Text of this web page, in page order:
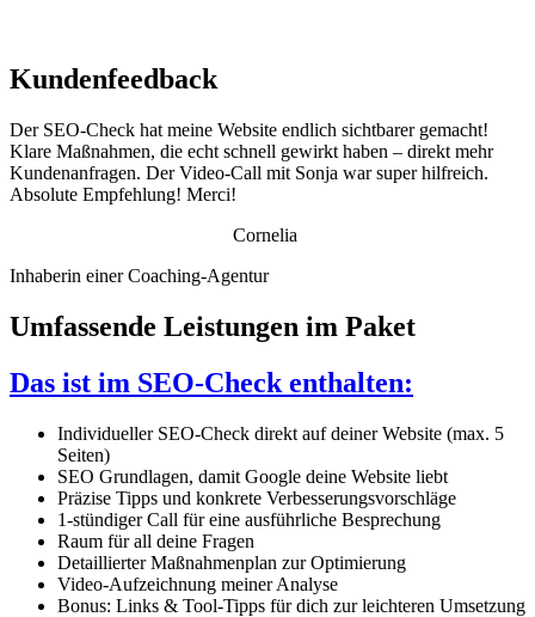
Kundenfeedback
Der SEO-Check hat meine Website endlich sichtbarer gemacht!
Klare Maßnahmen, die echt schnell gewirkt haben – direkt mehr
Kundenanfragen. Der Video-Call mit Sonja war super hilfreich.
Absolute Empfehlung! Merci!
Cornelia
Inhaberin einer Coaching-Agentur
Umfassende Leistungen im Paket
Das ist im SEO-Check enthalten:
Individueller SEO-Check direkt auf deiner Website (max. 5
Seiten)
SEO Grundlagen, damit Google deine Website liebt
Präzise Tipps und konkrete Verbesserungsvorschläge
1-stündiger Call für eine ausführliche Besprechung
Raum für all deine Fragen
Detaillierter Maßnahmenplan zur Optimierung
Video-Aufzeichnung meiner Analyse
Bonus: Links & Tool-Tipps für dich zur leichteren Umsetzung